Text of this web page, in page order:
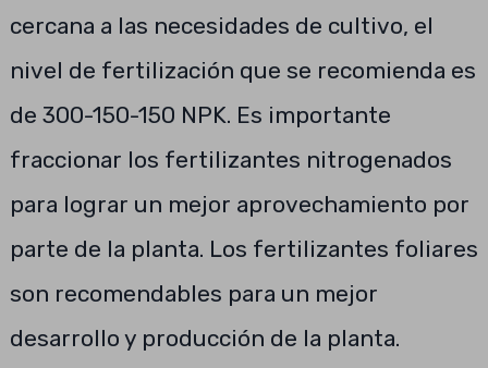
cercana a las necesidades de cultivo, el
nivel de fertilización que se recomienda es
de 300-150-150 NPK. Es importante
fraccionar los fertilizantes nitrogenados
para lograr un mejor aprovechamiento por
parte de la planta. Los fertilizantes foliares
son recomendables para un mejor
desarrollo y producción de la planta.